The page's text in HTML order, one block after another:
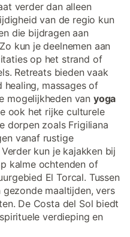
verder dan alleen
van de regio kun
die bijdragen aan
kun je deelnemen aan
op het strand of
Retreats bieden vaak
massages of
mogelijkheden van yoga
ook het rijke culturele
dorpen zoals Frigiliana
vanaf rustige
kun je kajakken bij
kalme ochtenden of
El Torcal. Tussen
maaltijden, vers
De Costa del Sol biedt
verdieping en